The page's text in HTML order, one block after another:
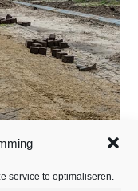
service te optimaliseren.